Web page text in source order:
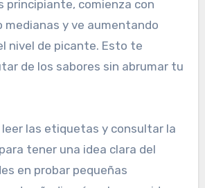
principiante, comienza con
medianas y ve aumentando
nivel de picante. Esto te
de los sabores sin abrumar tu
las etiquetas y consultar la
tener una idea clara del
en probar pequeñas